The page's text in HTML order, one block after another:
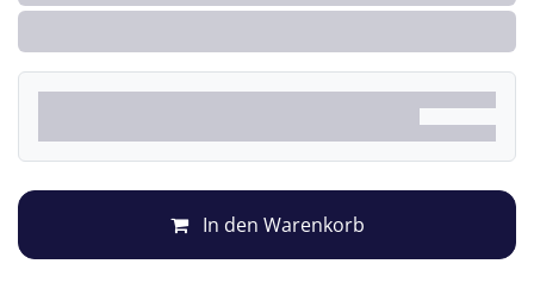
In den Warenkorb